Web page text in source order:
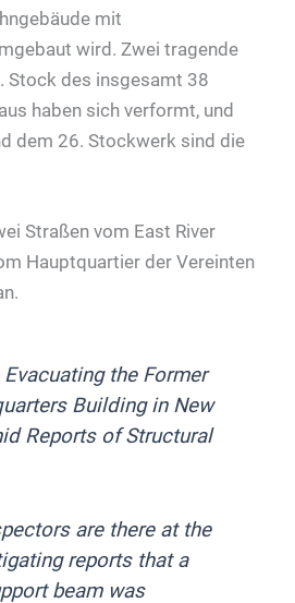
mit
wird. Zwei tragende
Stock des insgesamt 38
haben sich verformt, und
dem 26. Stockwerk sind die
Straßen vom East River
Hauptquartier der Vereinten
Evacuating the Former
Building in New
Reports of Structural
are there at the
reports that a
beam was